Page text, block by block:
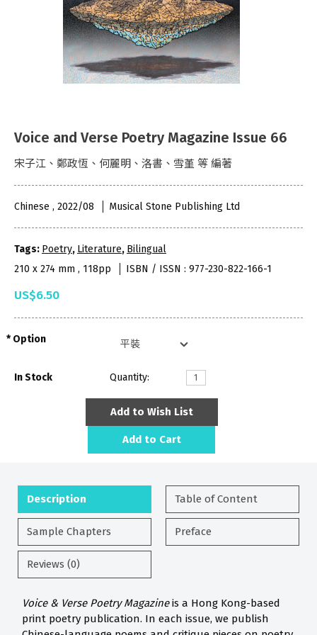
Voice and Verse Poetry Magazine Issue 66
宋子江、鄭政恆、何麗明、洛書、雪堇 等 編著
Chinese , 2022/08 Musical Stone Publishing Ltd
Tags: Poetry, Literature, Bilingual
210 x 274 mm , 118pp
ISBN / ISSN : 977-230-822-166-1
US$6.50
Option
In Stock Quantity:
Add to Wish List
Add to Cart
Description Table of Content
Sample Chapters Preface
Reviews (0)
Voice & Verse Poetry Magazineis a Hong Kong-based
print poetry publication. In each issue, we publish